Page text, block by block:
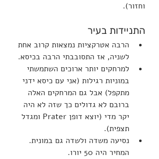
וחזור).
התניידות בעיר
הרבה אטרקציות נמצאות קרוב אחת
לשניה, אז התסובבתי הרבה בכיסא.
למרחקים יותר ארוכים השתמשתי
במוניות רגילות (אני עם כיסא ידני
מתקפל) אבל גם המרחקים האלה
ברובם לא גדולים כך שזה לא היה
יקר מדי (יוצא דופן Prater ומגדל
תצפית).
נסיעה משדה ולשדה גם במונית.
המחיר היה 50 יורו.